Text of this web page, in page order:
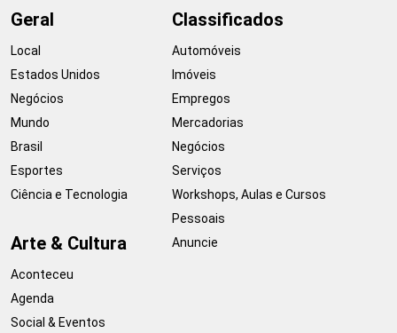
Geral
Local
Estados Unidos
Negócios
Mundo
Brasil
Esportes
Ciência e Tecnologia
Arte & Cultura
Aconteceu
Agenda
Social & Eventos
Classificados
Automóveis
Imóveis
Empregos
Mercadorias
Negócios
Serviços
Workshops, Aulas e Cursos
Pessoais
Anuncie